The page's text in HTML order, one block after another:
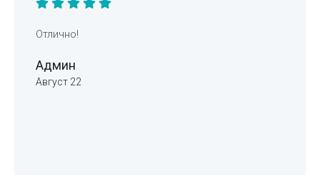
Отлично!
Админ
Август 22